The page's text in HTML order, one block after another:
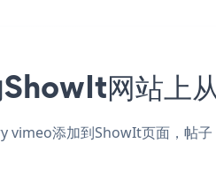
网站上
添加到ShowIt页面，帖子